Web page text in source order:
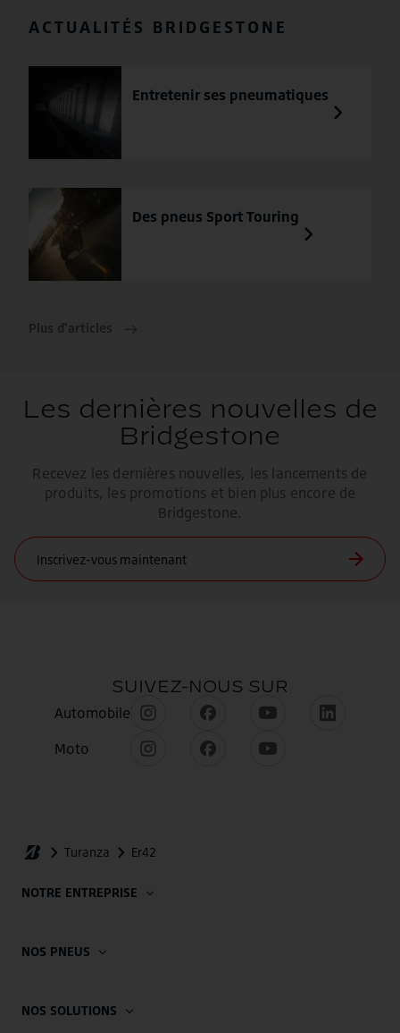
ACTUALITÉS BRIDGESTONE
Entretenir ses pneumatiques
Des pneus Sport Touring
Plus d'articles
NOTRE ENTREPRISE
NOS PNEUS
NOS SOLUTIONS